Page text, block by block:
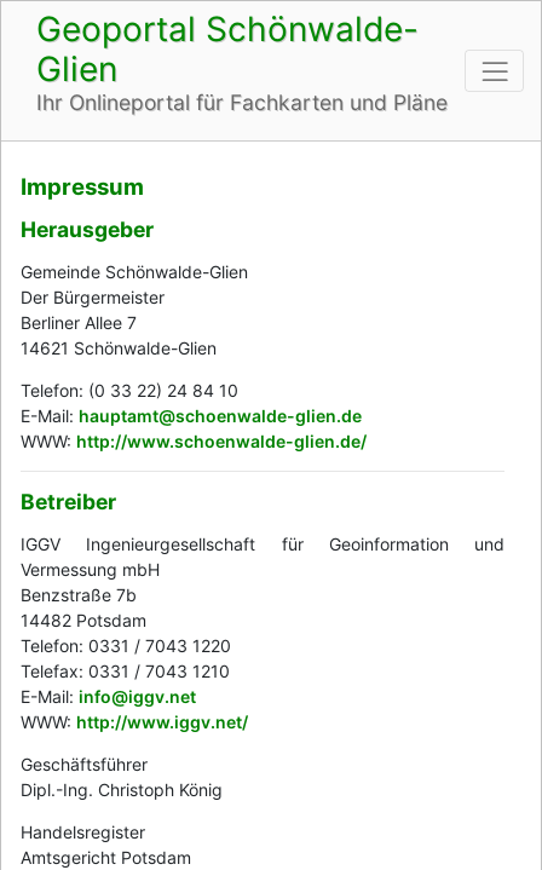
Geoportal Schönwalde-
Glien
Ihr Onlineportal für Fachkarten und Pläne
Impressum
Herausgeber
Gemeinde Schönwalde-Glien
Der Bürgermeister
Berliner Allee 7
14621 Schönwalde-Glien
Telefon: (0 33 22) 24 84 10
E-Mail: hauptamt@schoenwalde-glien.de
WWW: http://www.schoenwalde-glien.de/
Betreiber
IGGV Ingenieurgesellschaft für Geoinformation und
Vermessung mbH
Benzstraße 7b
14482 Potsdam
Telefon: 0331 / 7043 1220
Telefax: 0331 / 7043 1210
E-Mail: info@iggv.net
WWW: http://www.iggv.net/
Geschäftsführer
Dipl.-Ing. Christoph König
Handelsregister
Amtsgericht Potsdam